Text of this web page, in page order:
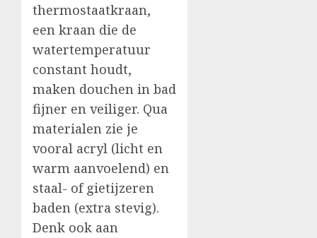
thermostaatkraan,
een kraan die de
watertemperatuur
constant houdt,
maken douchen in bad
fijner en veiliger. Qua
materialen zie je
vooral acryl (licht en
warm aanvoelend) en
staal- of gietijzeren
baden (extra stevig).
Denk ook aan